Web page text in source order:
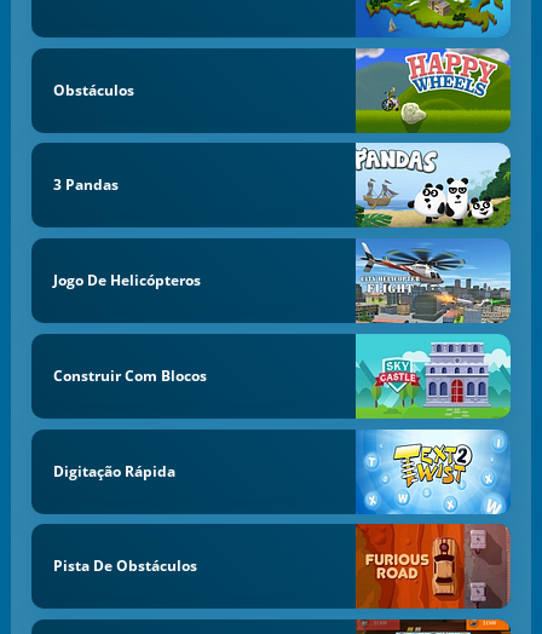
Obstáculos
3 Pandas
Jogo De Helicópteros
Construir Com Blocos
Digitação Rápida
Pista De Obstáculos